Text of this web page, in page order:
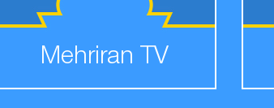
Mehriran TV